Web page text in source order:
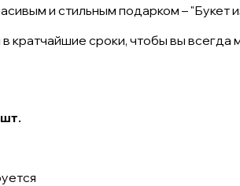
и стильным подарком – "Букет
кратчайшие сроки, чтобы вы